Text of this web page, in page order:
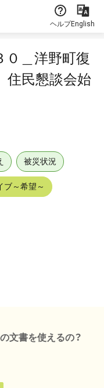
ヘルプEnglish
０＿洋野町復
民懇談会始
被災状況
ブ～希望～
文書を使えるの？